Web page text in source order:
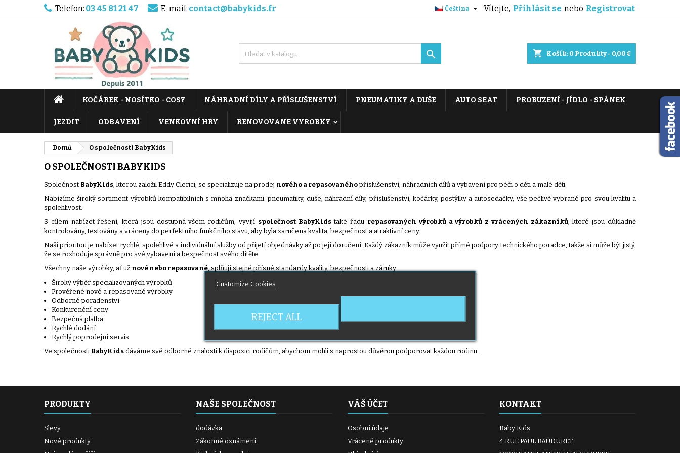
Telefon: 03 45 81 21 47 E-mail: contact@babykids.fr Vítejte, Přihlásit se nebo Registrovat
Čeština 
shopping_cart Košík: 0 Produkty - 0,00 €

KOČÁREK - NOSÍTKO - COSY NÁHRADNÍ DÍLY A PŘÍSLUŠENSTVÍ PNEUMATIKY A DUŠE AUTO SEAT PROBUZENÍ - JÍDLO - SPÁNEK
JEZDIT ODBAVENÍ VENKOVNÍ HRY RENOVOVANE VYROBKY
Domů O společnosti BabyKids
O SPOLEČNOSTI BABYKIDS
Společnost BabyKids, kterou založil Eddy Clerici, se specializuje na prodej nového a repasovanéhopříslušenství, náhradních dílů a vybavení pro péči o děti a malé děti.
Nabízíme široký sortiment výrobků kompatibilních s mnoha značkami: pneumatiky, duše, náhradní díly, příslušenství, kočárky, postýlky a autosedačky, vše pečlivě vybrané pro svou kvalitu a
spolehlivost.
S cílem nabízet řešení, která jsou dostupná všem rodičům, vyvíjí společnost BabyKidstaké řadu repasovaných výrobků a výrobků z vrácených zákazníků, které jsou důkladně
kontrolovány, testovány a vráceny do perfektního funkčního stavu, aby byla zaručena kvalita, bezpečnost a atraktivní ceny.
Naší prioritou je nabízet rychlé, spolehlivé a individuální služby od přijetí objednávky až po její doručení. Každý zákazník může využít přímé podpory technického poradce, takže si může být jistý,
že se rozhoduje správně pro své vybavení a bezpečnost svého dítěte.
Všechny naše výrobky, ať už nové nebo repasované, splňují stejné přísné standardy kvality, bezpečnosti a záruky.
Široký výběr specializovaných výrobků
Prověřené nové a repasované výrobky
Odborné poradenství
Konkurenční ceny
Bezpečná platba
Rychlé dodání
Rychlý poprodejní servis
Ve společnosti BabyKids dáváme své odborné znalosti k dispozici rodičům, abychom mohli s naprostou důvěrou podporovat každou rodinu.
PRODUKTY
Slevy
Nové produkty
NAŠE SPOLEČNOST
dodávka
Zákonné oznámení
VÁŠ ÚČET
Osobní údaje
Vrácené produkty
KONTAKT
Baby Kids
4 RUE PAUL BAUDURET
Customize Cookies
REJECT ALL